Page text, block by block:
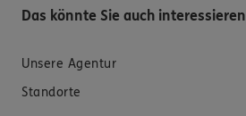
Das könnte Sie auch interessieren
Unsere Agentur
Standorte